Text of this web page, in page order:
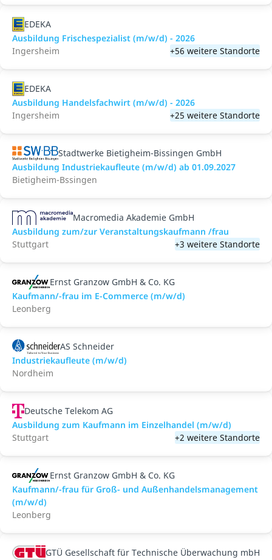
EDEKA
Ausbildung Frischespezialist (m/w/d) - 2026
Ingersheim
+56 weitere Standorte
EDEKA
Ausbildung Handelsfachwirt (m/w/d) - 2026
Ingersheim
+25 weitere Standorte
Stadtwerke Bietigheim-Bissingen GmbH
Ausbildung Industriekaufleute (m/w/d) ab 01.09.2027
Bietigheim-Bssingen
Macromedia Akademie GmbH
Ausbildung zum/zur Veranstaltungs­kaufmann /frau
Stuttgart
+3 weitere Standorte
Ernst Granzow GmbH & Co. KG
Kaufmann/-frau im E-Commerce (m/w/d)
Leonberg
AS Schneider
Industriekaufleute (m/w/d)
Nordheim
Deutsche Telekom AG
Ausbildung zum Kaufmann im Einzelhandel (m/w/d)
Stuttgart
+2 weitere Standorte
Ernst Granzow GmbH & Co. KG
Kaufmann/-frau für Groß- und Außenhandelsmanagement
(m/w/d)
Leonberg
GTÜ Gesellschaft für Technische Überwachung mbH